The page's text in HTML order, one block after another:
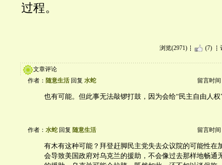
过程。
浏览(2971) (7)
文章评论
作者： 随意生活 回复 水蛇 留言时间
也有可能。但此事无法敲锣打鼓，因为会给“民主自由人
作者： 水蛇 回复 随意生活 留言时间
有木有这种可能？拜登赶脚民主党失去众议院的可能性在
会导致美国政府对乌克兰的援助，不会像过去那样地畅通